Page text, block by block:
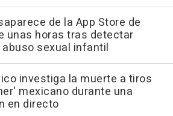
de la App Store de
unas horas tras detectar
sexual infantil
investiga la muerte a tiros
mexicano durante una
en directo